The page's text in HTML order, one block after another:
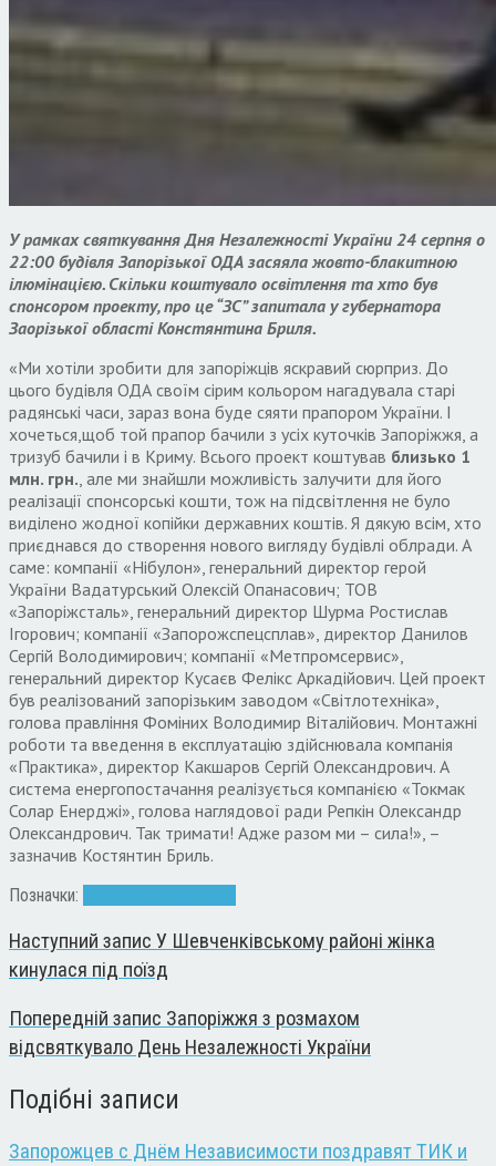
У рамках святкування Дня Незалежності України 24 серпня о
22:00 будівля Запорізької ОДА засяяла жовто-блакитною
ілюмінацією. Скільки коштувало освітлення та хто був
спонсором проекту, про це “ЗС” запитала у губернатора
Заорізької області Констянтина Бриля.
«Ми хотіли зробити для запоріжців яскравий сюрприз. До
цього будівля ОДА своїм сірим кольором нагадувала старі
радянські часи, зараз вона буде сяяти прапором України. І
хочеться,щоб той прапор бачили з усіх куточків Запоріжжя, а
тризуб бачили і в Криму. Всього проект коштував близько 1
млн. грн. , але ми знайшли можливість залучити для його
реалізації спонсорські кошти, тож на підсвітлення не було
виділено жодної копійки державних коштів. Я дякую всім, хто
приєднався до створення нового вигляду будівлі облради. А
саме: компанії «Нібулон», генеральний директор герой
України Вадатурський Олексій Опанасович; ТОВ
«Запоріжсталь», генеральний директор Шурма Ростислав
Ігорович; компанії «Запорожспецсплав», директор Данилов
Сергій Володимирович; компанії «Метпромсервис»,
генеральний директор Кусаєв Фелікс Аркадійович. Цей проект
був реалізований запорізьким заводом «Світлотехніка»,
голова правління Фоміних Володимир Віталійович. Монтажні
роботи та введення в експлуатацію здійснювала компанія
«Практика», директор Какшаров Сергій Олександрович. А
система енергопостачання реалізується компанією «Токмак
Солар Енерджі», голова наглядової ради Репкін Олександр
Олександрович. Так тримати! Адже разом ми – сила!», –
зазначив Костянтин Бриль.
Позначки:
Наступний запис У Шевченківському районі жінка
кинулася під поїзд
Попередній запис Запоріжжя з розмахом
відсвяткувало День Незалежності України
Подібні записи
Запорожцев с Днём Независимости поздравят ТИК и